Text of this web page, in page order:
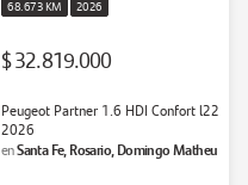
68.673 KM 2026
$ 32.819.000
Peugeot Partner 1.6 HDI Confort l22
2026
enSanta Fe, Rosario, Domingo Matheu